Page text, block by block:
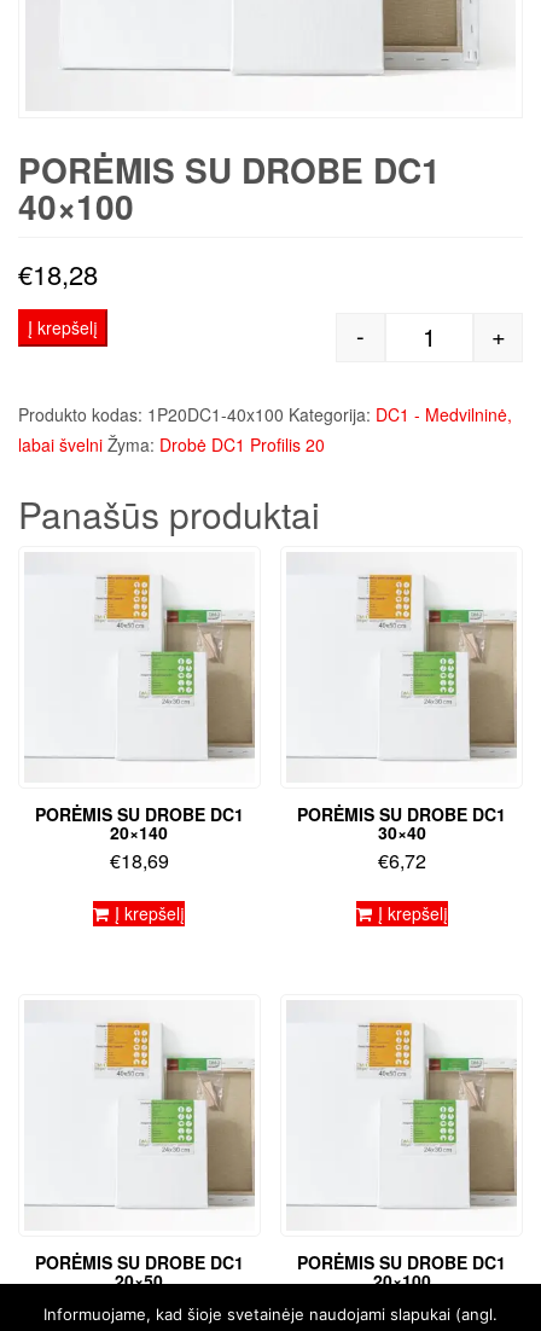
PORĖMIS SU DROBE DC1
40×100
€18,28
produkto
- +
Į krepšelį
Produkto kodas: 1P20DC1-40x100 Kategorija: DC1 - Medvilninė,
labai švelni Žyma: Drobė DC1 Profilis 20
Panašūs produktai
PORĖMIS SU DROBE DC1
20×140
€18,69
Į krepšelį
PORĖMIS SU DROBE DC1
30×40
€6,72
Į krepšelį
PORĖMIS SU DROBE DC1
20×50
€6,54
PORĖMIS SU DROBE DC1
20×100
€13,52
Informuojame, kad šioje svetainėje naudojami slapukai (angl.